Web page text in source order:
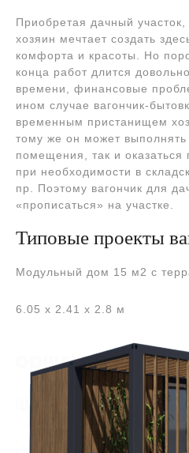
Приобретая дачный
хозяин мечтает создать
комфорта и красоты. Но
конца работ длится
времени, финансовые
ином случае вагончик-
временным пристанищем
тому же он может
помещения, так и
при необходимости в
пр. Поэтому вагончик для
«прописаться» на участке.
Типовые проекты
Модульный дом 15 м2 c
6.05 х 2.41 x 2.8 м